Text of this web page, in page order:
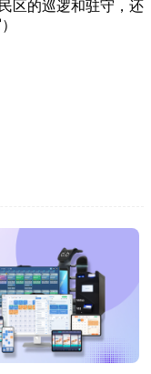
区的巡逻和驻守，还